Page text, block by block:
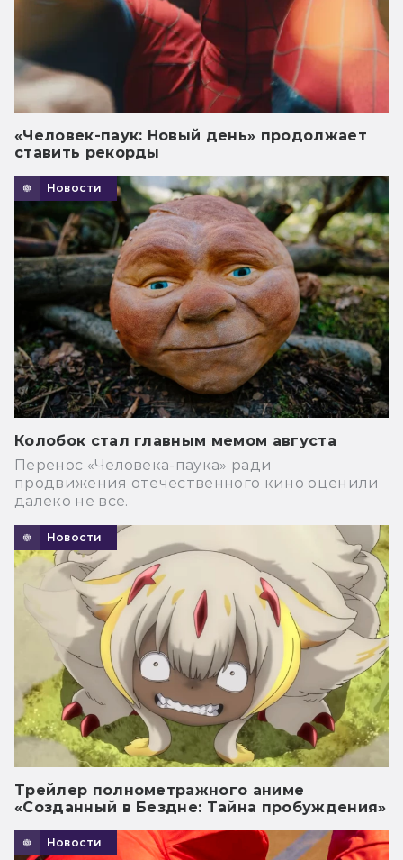
«Человек-паук: Новый день» продолжает
ставить рекорды
Новости
Колобок стал главным мемом августа
Перенос «Человека-паука» ради
продвижения отечественного кино оценили
далеко не все.
Новости
Трейлер полнометражного аниме
«Созданный в Бездне: Тайна пробуждения»
Новости